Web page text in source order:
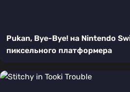
Pukan, Bye-Bye! на Nintendo
пиксельного платформера